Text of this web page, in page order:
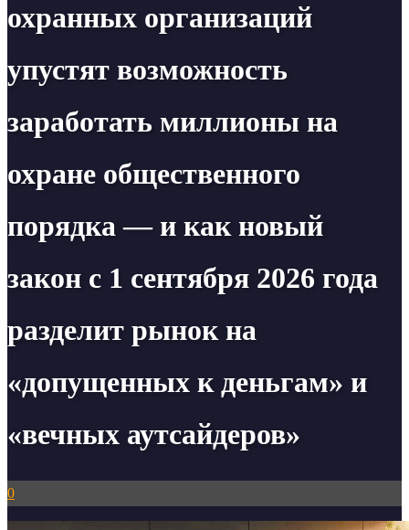
охранных организаций
упустят возможность
заработать миллионы на
охране общественного
порядка — и как новый
закон с 1 сентября 2026 года
разделит рынок на
«допущенных к деньгам» и
«вечных аутсайдеров»
0